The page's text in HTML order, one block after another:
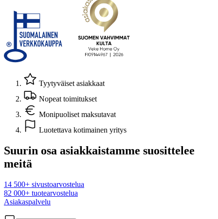
Tyytyväiset asiakkaat
Nopeat toimitukset
Monipuoliset maksutavat
Luotettava kotimainen yritys
Suurin osa asiakkaistamme suosittelee
meitä
14 500+ sivustoarvostelua
82 000+ tuotearvostelua
Asiakaspalvelu